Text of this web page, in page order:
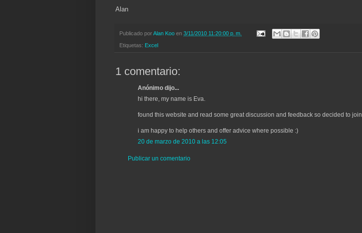
Alan
Publicado porAlan Koo en 3/11/2010 11:20:00 p. m.
Etiquetas: Excel
1 comentario:
Anónimo dijo...
hi there, my name is Eva.
found this website and read some great discussion and feedback so decided to join
i am happy to help others and offer advice where possible :)
20 de marzo de 2010 a las 12:05
Publicar un comentario